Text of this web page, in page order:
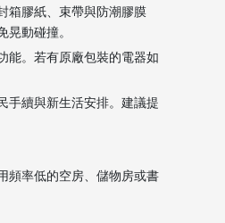
箱膠紙、束帶與防潮膠膜
動碰撞。
能。若有原廠包裝的電器如
手續與新生活安排。建議提
頻率低的空房、儲物房或書